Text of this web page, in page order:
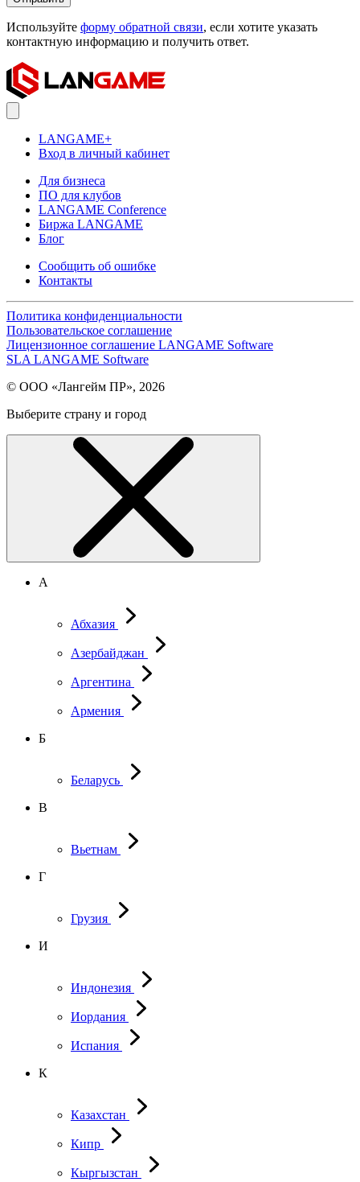
Используйте форму обратной связи, если хотите указать
контактную информацию и получить ответ.
LANGAME+
Вход в личный кабинет
Для бизнеса
ПО для клубов
LANGAME Conference
Биржа LANGAME
Блог
Сообщить об ошибке
Контакты
Политика конфиденциальности
Пользовательское соглашение
Лицензионное соглашение LANGAME Software
SLA LANGAME Software
© ООО «Лангейм ПР», 2026
Выберите страну и город
А
Абхазия
Азербайджан
Аргентина
Армения
Б
Беларусь
В
Вьетнам
Г
Грузия
И
Индонезия
Иордания
Испания
К
Казахстан
Кипр
Кыргызстан